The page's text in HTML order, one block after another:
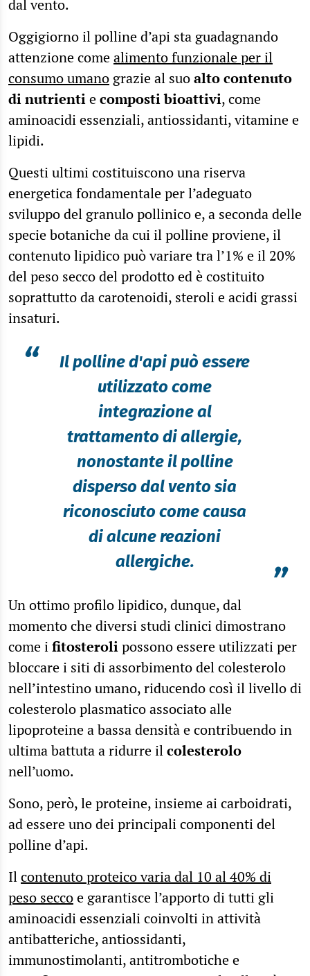
dal vento.
Oggigiorno il polline d’api sta guadagnando
attenzione comealimento funzionale per il
consumo umano grazie al suoalto contenuto
di nutrientiecomposti bioattivi, come
aminoacidi essenziali, antiossidanti, vitamine e
lipidi.
Questi ultimi costituiscono una riserva
energetica fondamentale per l’adeguato
sviluppo del granulo pollinico e, a seconda delle
specie botaniche da cui il polline proviene, il
contenuto lipidico può variare tra l’1% e il 20%
del peso secco del prodotto ed è costituito
soprattutto da carotenoidi, steroli e acidi grassi
insaturi.
“
Il polline d'api può essere
utilizzato come
integrazione al
trattamento di allergie,
nonostante il polline
disperso dal vento sia
riconosciuto come causa
di alcune reazioni
allergiche.
”
Un ottimo profilo lipidico, dunque, dal
momento che diversi studi clinici dimostrano
come ifitosterolipossono essere utilizzati per
bloccare i siti di assorbimento del colesterolo
nell’intestino umano, riducendo così il livello di
colesterolo plasmatico associato alle
lipoproteine a bassa densità e contribuendo in
ultima battuta a ridurre ilcolesterolo
nell’uomo.
Sono, però, le proteine, insieme ai carboidrati,
ad essere uno dei principali componenti del
polline d’api.
Ilcontenuto proteico varia dal 10 al 40% di
peso seccoe garantisce l’apporto di tutti gli
aminoacidi essenziali coinvolti in attività
antibatteriche, antiossidanti,
immunostimolanti, antitrombotiche e